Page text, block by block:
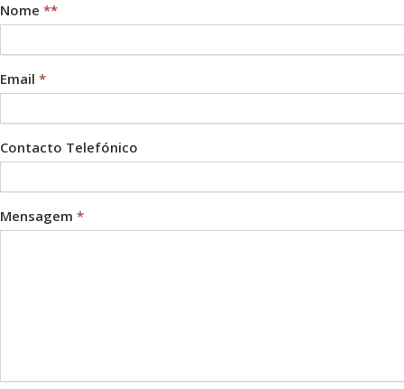
Nome **
Email *
Contacto Telefónico
Mensagem *